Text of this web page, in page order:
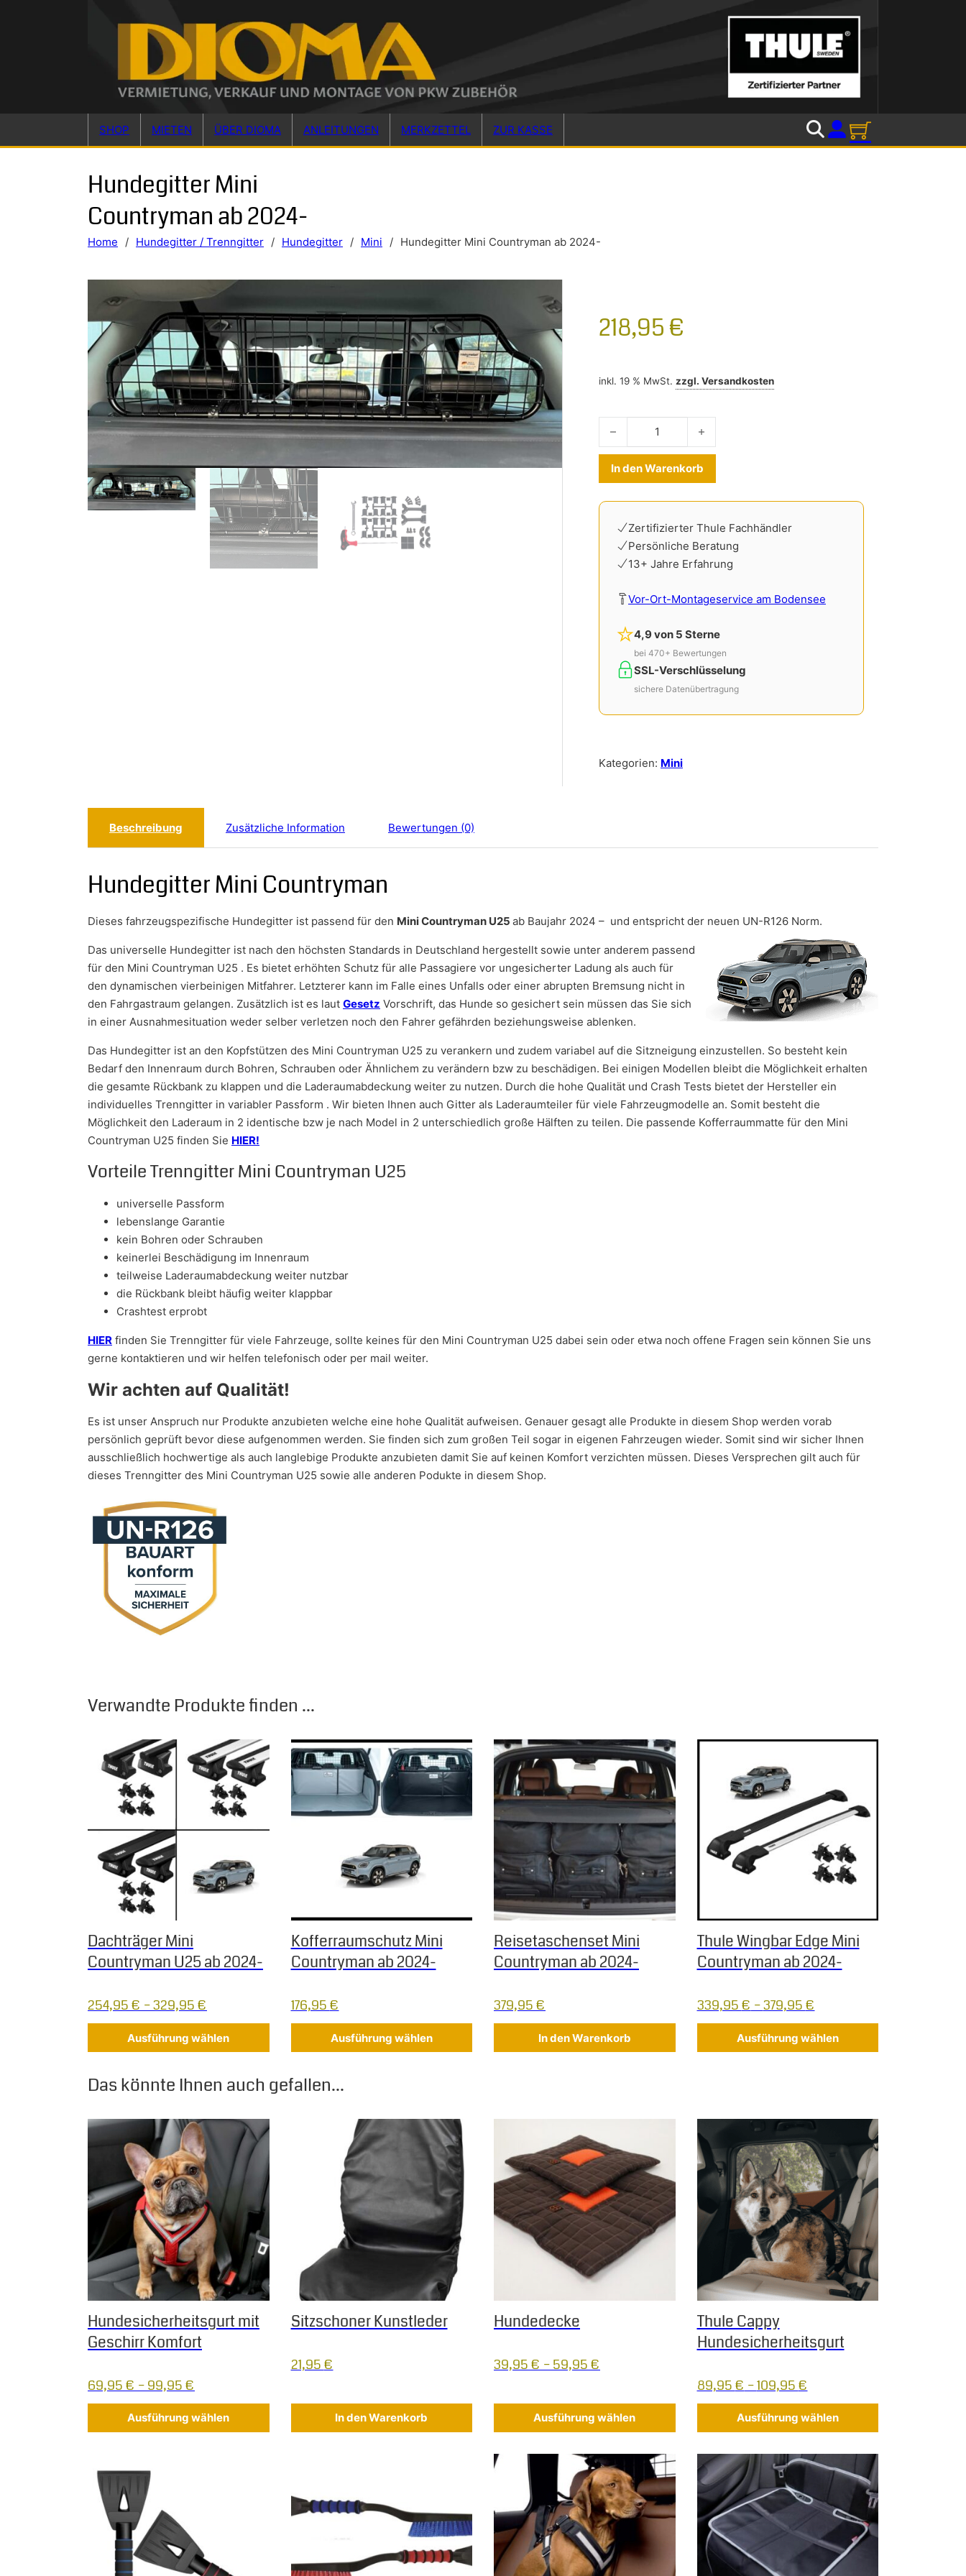
SHOP MIETEN ÜBER DIOMA ANLEITUNGEN MERKZETTEL ZUR KASSE
Hundegitter Mini
Countryman ab 2024-
Home / Hundegitter / Trenngitter / Hundegitter / Mini / Hundegitter Mini Countryman ab 2024-
218,95 €
inkl. 19 % MwSt. zzgl. Versandkosten
Hundegitter Mini Countryman ab 2024- Menge
In den Warenkorb
Zertifizierter Thule Fachhändler
Persönliche Beratung
13+ Jahre Erfahrung
Vor-Ort-Montageservice am Bodensee
4,9 von 5 Sterne
bei 470+ Bewertungen
SSL-Verschlüsselung
sichere Datenübertragung
Kategorien: Mini
Beschreibung Zusätzliche Information Bewertungen (0)
Hundegitter Mini Countryman
Dieses fahrzeugspezifische Hundegitter ist passend für den Mini Countryman U25 ab Baujahr 2024 – und entspricht der neuen UN-R126 Norm.
Das universelle Hundegitter ist nach den höchsten Standards in Deutschland hergestellt sowie unter anderem passend
für den Mini Countryman U25 . Es bietet erhöhten Schutz für alle Passagiere vor ungesicherter Ladung als auch für
den dynamischen vierbeinigen Mitfahrer. Letzterer kann im Falle eines Unfalls oder einer abrupten Bremsung nicht in
den Fahrgastraum gelangen. Zusätzlich ist es laut Gesetz Vorschrift, das Hunde so gesichert sein müssen das Sie sich
in einer Ausnahmesituation weder selber verletzen noch den Fahrer gefährden beziehungsweise ablenken.
Das Hundegitter ist an den Kopfstützen des Mini Countryman U25 zu verankern und zudem variabel auf die Sitzneigung einzustellen. So besteht kein
Bedarf den Innenraum durch Bohren, Schrauben oder Ähnlichem zu verändern bzw zu beschädigen. Bei einigen Modellen bleibt die Möglichkeit erhalten
die gesamte Rückbank zu klappen und die Laderaumabdeckung weiter zu nutzen. Durch die hohe Qualität und Crash Tests bietet der Hersteller ein
individuelles Trenngitter in variabler Passform . Wir bieten Ihnen auch Gitter als Laderaumteiler für viele Fahrzeugmodelle an. Somit besteht die
Möglichkeit den Laderaum in 2 identische bzw je nach Model in 2 unterschiedlich große Hälften zu teilen. Die passende Kofferraummatte für den Mini
Countryman U25 finden Sie HIER!
Vorteile Trenngitter Mini Countryman U25
universelle Passform
lebenslange Garantie
kein Bohren oder Schrauben
keinerlei Beschädigung im Innenraum
teilweise Laderaumabdeckung weiter nutzbar
die Rückbank bleibt häufig weiter klappbar
Crashtest erprobt
HIER finden Sie Trenngitter für viele Fahrzeuge, sollte keines für den Mini Countryman U25 dabei sein oder etwa noch offene Fragen sein können Sie uns
gerne kontaktieren und wir helfen telefonisch oder per mail weiter.
Wir achten auf Qualität!
Es ist unser Anspruch nur Produkte anzubieten welche eine hohe Qualität aufweisen. Genauer gesagt alle Produkte in diesem Shop werden vorab
persönlich geprüft bevor diese aufgenommen werden. Sie finden sich zum großen Teil sogar in eigenen Fahrzeugen wieder. Somit sind wir sicher Ihnen
ausschließlich hochwertige als auch langlebige Produkte anzubieten damit Sie auf keinen Komfort verzichten müssen. Dieses Versprechen gilt auch für
dieses Trenngitter des Mini Countryman U25 sowie alle anderen Podukte in diesem Shop.
Verwandte Produkte finden ...
Dachträger Mini
Countryman U25 ab 2024-
254,95€ –329,95€
Ausführung wählen
Dieses Produkt weist mehrere Varianten auf. Die Optionen können auf der Produktseite gewählt werden
Kofferraumschutz Mini
Countryman ab 2024-
176,95€
Ausführung wählen
Dieses Produkt weist mehrere Varianten auf. Die Optionen können auf der Produktseite gewählt werden
Reisetaschenset Mini
Countryman ab 2024-
379,95€
In den Warenkorb
Thule Wingbar Edge Mini
Countryman ab 2024-
339,95€ –379,95€
Ausführung wählen
Das könnte Ihnen auch gefallen...
Hundesicherheitsgurt mit
Geschirr Komfort
69,95€ –99,95€
Ausführung wählen
Dieses Produkt weist mehrere Varianten auf. Die Optionen können auf der Produktseite gewählt werden
Sitzschoner Kunstleder
21,95€
In den Warenkorb
Hundedecke
39,95€ –59,95€
Ausführung wählen
Dieses Produkt weist mehrere Varianten auf. Die Optionen können auf der Produktseite
Thule Cappy
Hundesicherheitsgurt
89,95€ –109,95€
Ausführung wählen
Dieses Produkt weist mehrere Varianten auf. Die
Dieses Produkt weist mehrere Varianten auf. Die Optionen können auf der Produktseite gewählt werden
Dieses Produkt weist mehrere Varianten auf. Die Optionen können auf der Produktseite gewählt werden
Dieses Produkt weist mehrere Varianten auf. Die Optionen können auf der Produktseite